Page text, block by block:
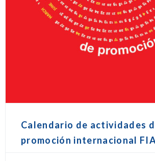
Calendario de actividades
promoción internacional